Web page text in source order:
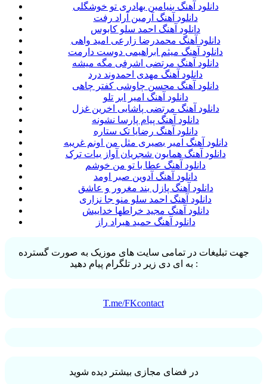
دانلود آهنگ بنیامین بهادری تو خوشگلی
دانلود آهنگ آرمین آراد رفت
دانلود آهنگ احمد سلو کابوس
دانلود آهنگ محمدرضا زارعی امید واهی
دانلود آهنگ میثم ابراهیمی دوست دارمت
دانلود آهنگ مرتضی اشرفی مگه میشه
دانلود آهنگ مهدی احمدوند درد
دانلود آهنگ محسن چاوشی کفتر چاهی
دانلود آهنگ امیر ابر تلو
دانلود آهنگ مرتضی پاشایی اخرین غزل
دانلود آهنگ پیام پارسا نشونه
دانلود آهنگ رضایا تک ستاره
دانلود آهنگ امیر بصیری مثل من اونم غریبه
دانلود آهنگ همایون شجریان آواز بیات ترک
دانلود آهنگ عطا با تو من خوشم
دانلود آهنگ آدوین صبر اومد
دانلود آهنگ پازل بند مغرور و عاشق
دانلود آهنگ احمد سلو منو جا نزاری
دانلود آهنگ مجید خراطها خداییش
دانلود آهنگ حمید هیراد راز
جهت تبلیغات در تمامی سایت های موزیک به صورت گسترده
به ای دی زیر در تلگرام پیام دهید :
T.me/FKcontact
در فضای مجازی بیشتر دیده شوید